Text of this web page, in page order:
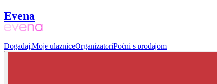
Evena
DogađajiMoje ulazniceOrganizatoriPočni s prodajom